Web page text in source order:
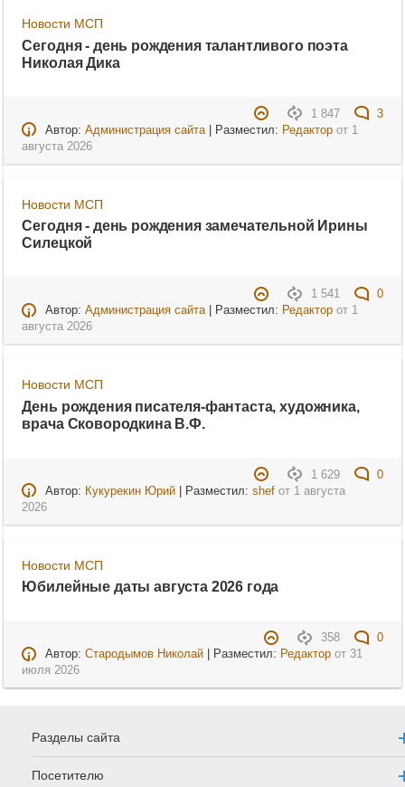
Новости МСП
Сегодня - день рождения талантливого поэта
Николая Дика
1 847
3
Автор: Администрация сайта| Разместил: Редакторот 1
августа 2026
Новости МСП
Сегодня - день рождения замечательной Ирины
Силецкой
1 541
0
Автор: Администрация сайта| Разместил: Редакторот 1
августа 2026
Новости МСП
День рождения писателя-фантаста, художника,
врача Сковородкина В.Ф.
1 629
0
Автор: Кукурекин Юрий| Разместил: shefот 1 августа
2026
Новости МСП
Юбилейные даты августа 2026 года
358
0
Автор: Стародымов Николай| Разместил: Редакторот 31
июля 2026
Разделы сайта
Посетителю